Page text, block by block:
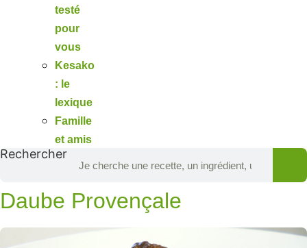
testé
pour
vous
Kesako
: le
lexique
Famille
et amis
Rechercher
Daube Provençale